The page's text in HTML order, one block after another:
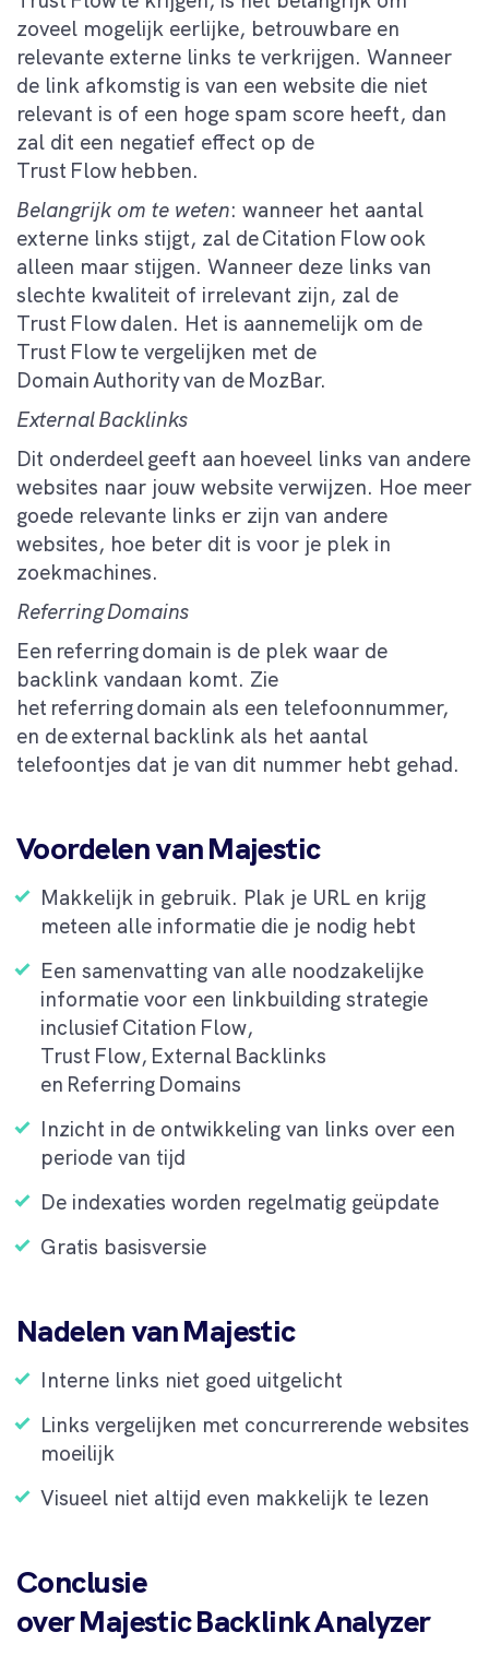
zoveel mogelijk eerlijke, betrouwbare en
relevante externe links te verkrijgen. Wanneer
de link afkomstig is van een website die niet
relevant is of een hoge spam score heeft, dan
zal dit een negatief effect op de
Trust Flow hebben.
Belangrijk om te weten: wanneer het aantal
externe links stijgt, zal de Citation Flow ook
alleen maar stijgen. Wanneer deze links van
slechte kwaliteit of irrelevant zijn, zal de
Trust Flow dalen. Het is aannemelijk om de
Trust Flow te vergelijken met de
Domain Authority van de MozBar.
External Backlinks
Dit onderdeel geeft aan hoeveel links van andere
websites naar jouw website verwijzen. Hoe meer
goede relevante links er zijn van andere
websites, hoe beter dit is voor je plek in
zoekmachines.
Referring Domains
Een referring domain is de plek waar de
backlink vandaan komt. Zie
het referring domain als een telefoonnummer,
en de external backlink als het aantal
telefoontjes dat je van dit nummer hebt gehad.
Voordelen van Majestic
Makkelijk in gebruik. Plak je URL en krijg
meteen alle informatie die je nodig hebt
Een samenvatting van alle noodzakelijke
informatie voor een linkbuilding strategie
inclusief Citation Flow,
Trust Flow, External Backlinks
en Referring Domains
Inzicht in de ontwikkeling van links over een
periode van tijd
De indexaties worden regelmatig geüpdate
Gratis basisversie
Nadelen van Majestic
Interne links niet goed uitgelicht
Links vergelijken met concurrerende websites
moeilijk
Visueel niet altijd even makkelijk te lezen
Conclusie
over Majestic Backlink Analyzer